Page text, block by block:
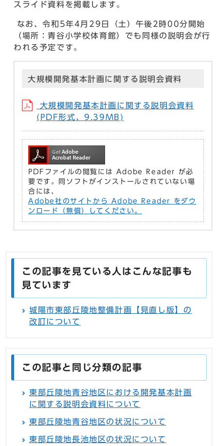
スライド資料を掲載します。
なお、令和5年4月29日（土）午後2時00分開始
（場所：青谷小学校体育館）でも同様の説明会が行
われる予定です。
大規模開発基本計画に関する説明会資料
大規模開発基本計画に関する説明会資料
(PDF形式、9.39MB)
PDFファイルの閲覧には Adobe Reader が必
要です。同ソフトがインストールされていない場
合には、
Adobe社のサイトから Adobe Reader をダウ
ンロード（無償）してください。
この記事を見ている人はこんな記事も
見ています
城陽市東部丘陵地整備計画【見直し版】の
改訂について
この記事と同じ分類の記事
東部丘陵地青谷地区における開発基本計画
に関する説明会資料について
東部丘陵地青谷地区の状況について
東部丘陵地長池地区の状況について